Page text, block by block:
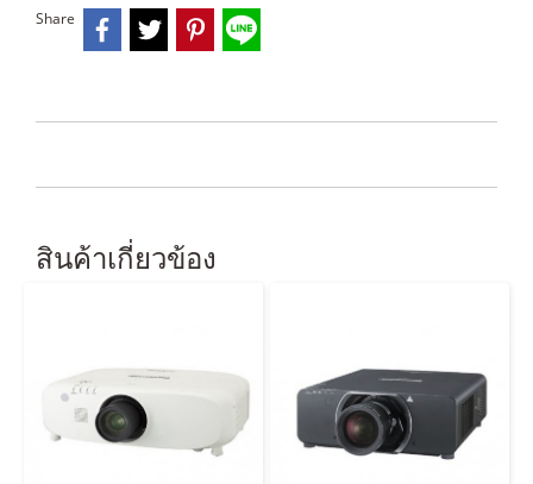
Share
สินค้าเกี่ยวข้อง